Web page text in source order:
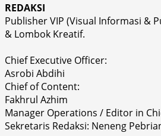
REDAKSI
Publisher VIP (Visual Informasi &
& Lombok Kreatif.
Chief Executive Officer:
Asrobi Abdihi
Chief of Content:
Fakhrul Azhim
Manager Operations / Editor in
Sekretaris Redaksi: Neneng